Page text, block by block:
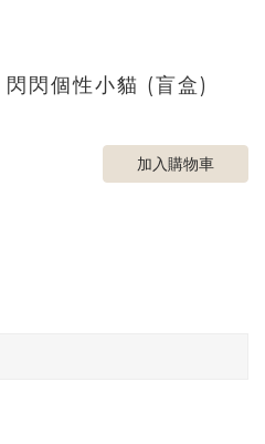
閃個性小貓 (盲盒)
加入購物車